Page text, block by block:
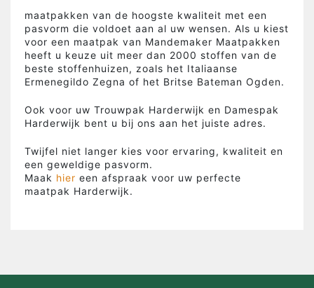
maatpakken van de hoogste kwaliteit met een
pasvorm die voldoet aan al uw wensen. Als u kiest
voor een maatpak van Mandemaker Maatpakken
heeft u keuze uit meer dan 2000 stoffen van de
beste stoffenhuizen, zoals het Italiaanse
Ermenegildo Zegna of het Britse Bateman Ogden.
Ook voor uw Trouwpak Harderwijk en Damespak
Harderwijk bent u bij ons aan het juiste adres.
Twijfel niet langer kies voor ervaring, kwaliteit en
een geweldige pasvorm.
Maak hier een afspraak voor uw perfecte
maatpak Harderwijk.